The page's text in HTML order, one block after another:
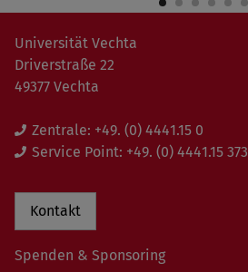
Universität Vechta
Driverstraße 22
49377 Vechta
Zentrale: +49. (0) 4441.15 0
Service Point: +49. (0) 4441.15 373
Kontakt
Spenden & Sponsoring